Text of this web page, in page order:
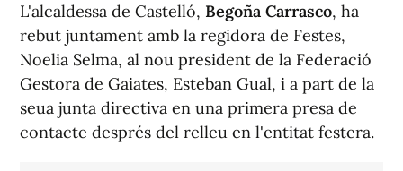
L'alcaldessa de Castelló, Begoña Carrasco, ha
rebut juntament amb la regidora de Festes,
Noelia Selma, al nou president de la Federació
Gestora de Gaiates, Esteban Gual, i a part de la
seua junta directiva en una primera presa de
contacte després del relleu en l'entitat festera.